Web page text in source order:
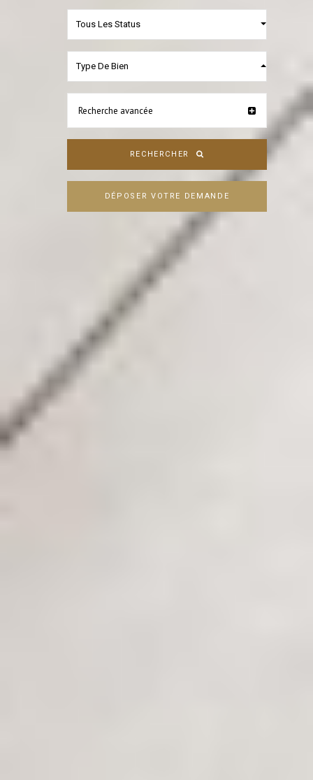
Tous Les Status
Type De Bien
Recherche avancée
RECHERCHER
DÉPOSER VOTRE DEMANDE